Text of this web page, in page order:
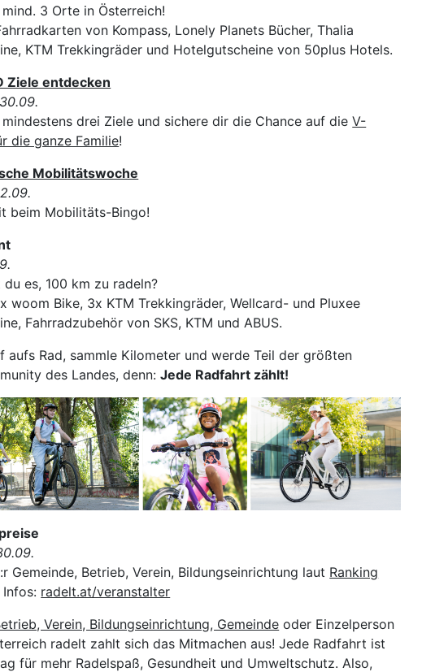
mind. 3 Orte in Österreich!
von Kompass, Lonely Planets Bücher, Thalia
KTM Trekkingräder und Hotelgutscheine von 50plus Hotels.
Ziele entdecken
mindestens drei Ziele und sichere dir die Chance auf dieV-
die ganze Familie!
Mobilitätswoche
beim Mobilitäts-Bingo!
es, 100 km zu radeln?
woom Bike, 3x KTM Trekkingräder, Wellcard- und Pluxee
Fahrradzubehör von SKS, KTM und ABUS.
aufs Rad, sammle Kilometer und werde Teil der größten
des Landes, denn:Jede Radfahrt zählt!
Gemeinde, Betrieb, Verein, Bildungseinrichtung laut Ranking
Infos: radelt.at/veranstalter
Verein, Bildungseinrichtung, Gemeinde oder Einzelperson
radelt zahlt sich das Mitmachen aus! Jede Radfahrt ist
für mehr Radelspaß, Gesundheit und Umweltschutz. Also,